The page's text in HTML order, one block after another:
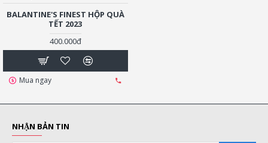
BALANTINE'S FINEST HỘP QUÀ
TẾT 2023
400.000đ
Mua ngay
NHẬN BẢN TIN